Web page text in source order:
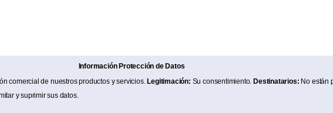
Información Protección de Datos
comercial de nuestros productos y servicios. Legitimación: Su consentimiento. Destinatarios: No están
y suprimir sus datos.